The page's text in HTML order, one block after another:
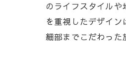
のライフスタイル
を重視したデザイ
細部までこだわった